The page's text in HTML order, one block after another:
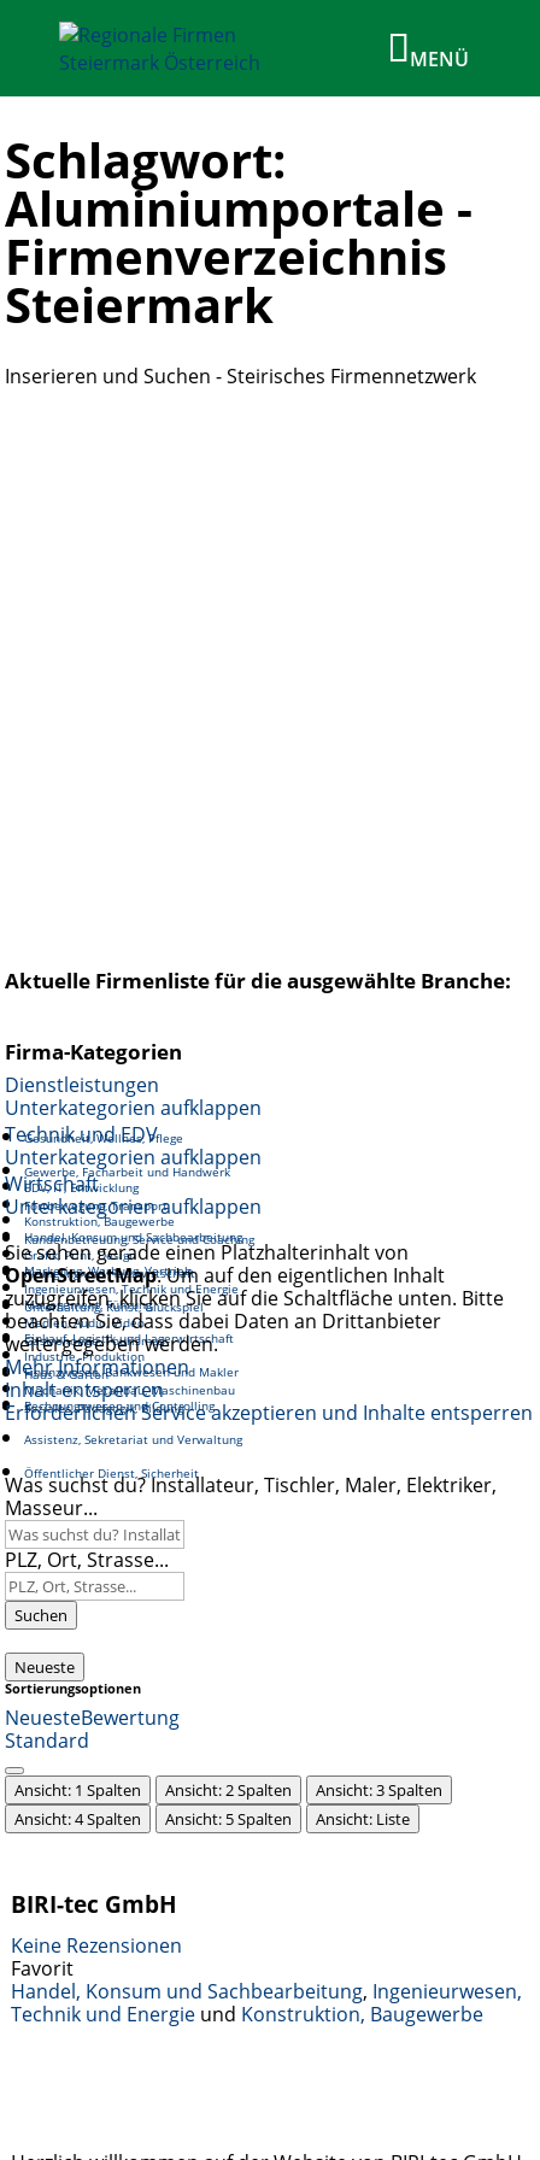
Schlagwort:
Aluminiumportale -
Firmenverzeichnis
Steiermark
Inserieren und Suchen - Steirisches Firmennetzwerk
Aktuelle Firmenliste für die ausgewählte Branche:
Firma-Kategorien
Dienstleistungen
Unterkategorien aufklappen
Gesundheit, Wellnes, Pflege
Gewerbe, Facharbeit und Handwerk
Fortbewegung, Transport
Kundenbetreuung, Service und Coaching
Reinigung und Hauswirtschaft
Unterhaltung, Kunst, Glückspiel
Gastronomie, Tourismus
Haus & Garten
Soziales, Pädagogik, Bildung
Technik und EDV
Unterkategorien aufklappen
EDV, IT, Entwicklung
Konstruktion, Baugewerbe
Grafik, Print, Design
Ingenieurwesen, Technik und Energie
Medien, Audio, Video
Industrie, Produktion
Mechanik, Metallbau, Maschinenbau
Wirtschaft
Unterkategorien aufklappen
Handel, Konsum und Sachbearbeitung
Marketing, Werbung, Vertrieb
Management, Führung
Einkauf, Logistik und Lagerwirtschaft
Finanzwesen, Bankwesen und Makler
Rechnungswesen und Controlling
Assistenz, Sekretariat und Verwaltung
Öffentlicher Dienst, Sicherheit
Sie sehen gerade einen Platzhalterinhalt von
OpenStreetMap. Um auf den eigentlichen Inhalt
zuzugreifen, klicken Sie auf die Schaltfläche unten. Bitte
beachten Sie, dass dabei Daten an Drittanbieter
weitergegeben werden.
Mehr Informationen
Inhalt entsperren
Erforderlichen Service akzeptieren und Inhalte entsperren
Was suchst du? Installateur, Tischler, Maler, Elektriker,
Masseur...
PLZ, Ort, Strasse...
Suchen
Neueste
Sortierungsoptionen
NeuesteBewertung
Standard
Ansicht: 1 Spalten Ansicht: 2 Spalten
Ansicht: 3 Spalten
Ansicht: 4 Spalten
Ansicht: 5 Spalten Ansicht: Liste
BIRI-tec GmbH
Keine Rezensionen
Favorit
Handel, Konsum und Sachbearbeitung, Ingenieurwesen,
Technik und Energie und Konstruktion, Baugewerbe